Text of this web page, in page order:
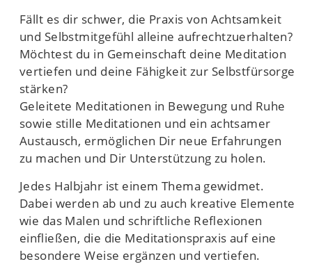
Fällt es dir schwer, die Praxis von Achtsamkeit
und Selbstmitgefühl alleine aufrechtzuerhalten?
Möchtest du in Gemeinschaft deine Meditation
vertiefen und deine Fähigkeit zur Selbstfürsorge
stärken?
Geleitete Meditationen in Bewegung und Ruhe
sowie stille Meditationen und ein achtsamer
Austausch, ermöglichen Dir neue Erfahrungen
zu machen und Dir Unterstützung zu holen.
Jedes Halbjahr ist einem Thema gewidmet.
Dabei werden ab und zu auch kreative Elemente
wie das Malen und schriftliche Reflexionen
einfließen, die die Meditationspraxis auf eine
besondere Weise ergänzen und vertiefen.